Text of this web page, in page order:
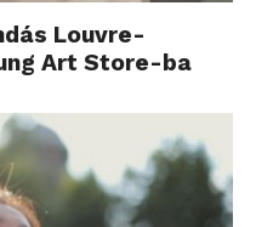
Louvre-
Art Store-ba